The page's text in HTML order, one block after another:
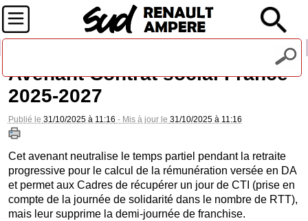
Avenant Contrat social France
2025-2027
Publié le 31/10/2025 à 11:16 - Mis à jour le 31/10/2025 à 11:16
Cet avenant neutralise le temps partiel pendant la retraite
progressive pour le calcul de la rémunération versée en DA
et permet aux Cadres de récupérer un jour de CTI (prise en
compte de la journée de solidarité dans le nombre de RTT),
mais leur supprime la demi-journée de franchise.